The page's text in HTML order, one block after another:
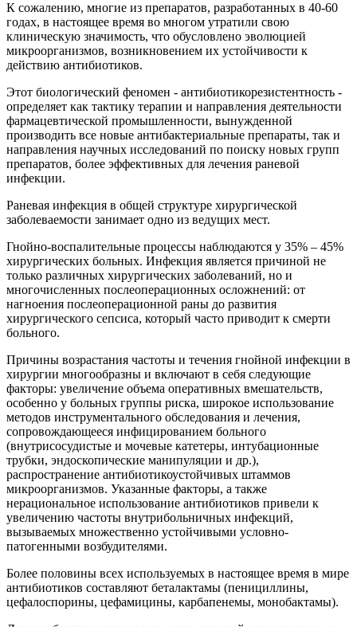
К сожалению, многие из препаратов, разработанных в 40-60
годах, в настоящее время во многом утратили свою
клиническую значимость, что обусловлено эволюцией
микроорганизмов, возникновением их устойчивости к
действию антибиотиков.
Этот биологический феномен - антибиотикорезистентность -
определяет как тактику терапии и направления деятельности
фармацевтической промышленности, вынужденной
производить все новые антибактериальные препараты, так и
направления научных исследований по поиску новых групп
препаратов, более эффективных для лечения раневой
инфекции.
Раневая инфекция в общей структуре хирургической
заболеваемости занимает одно из ведущих мест.
Гнойно-воспалительные процессы наблюдаются у 35% – 45%
хирургических больных. Инфекция является причиной не
только различных хирургических заболеваний, но и
многочисленных послеоперационных осложнений: от
нагноения послеоперационной раны до развития
хирургического сепсиса, который часто приводит к смерти
больного.
Причины возрастания частоты и течения гнойной инфекции в
хирургии многообразны и включают в себя следующие
факторы: увеличение объема оперативных вмешательств,
особенно у больных группы риска, широкое использование
методов инструментального обследования и лечения,
сопровождающееся инфицированием больного
(внутрисосудистые и мочевые катетеры, интубационные
трубки, эндоскопические манипуляции и др.),
распространение антибиотикоустойчивых штаммов
микроорганизмов. Указанные факторы, а также
нерациональное использование антибиотиков привели к
увеличению частоты внутрибольничных инфекций,
вызываемых множественно устойчивыми условно-
патогенными возбудителями.
Более половины всех используемых в настоящее время в мире
антибиотиков составляют беталактамы (пенициллины,
цефалоспорины, цефамицины, карбапенемы, монобактамы).